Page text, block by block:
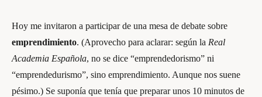
Hoy me invitaron a participar de una mesa de debate sobre
emprendimiento. (Aprovecho para aclarar: según la Real
Academia Española, no se dice “emprendedorismo” ni
“emprendedurismo”, sino emprendimiento. Aunque nos suene
pésimo.) Se suponía que tenía que preparar unos 10 minutos de